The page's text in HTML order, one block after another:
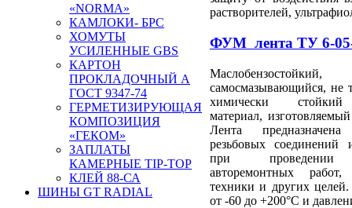
«NORMA»
КАМЛОКИ- БРС
ХОМУТЫ
УСИЛЕННЫЕ GBS
КАРТОН
ПРОКЛАДОЧНЫЙ А
ГОСТ 9347-74
ГЕРМЕТИЗИРУЮЩАЯ
КОМПОЗИЦИЯ
«ГЕКОМ»
ЗАПЛАТЫ
КАМЕРНЫЕ TIP-TOP
КЛЕЙ 88-СА
ШИНЫ GT RADIAL
растворителей,
ФУМ лента ТУ 6-
Маслобензостойкий,
самосмазывающийся, не
химически стойкий
материал,
Лента
резьбовых соединений
при проведении
авторемонтных
техники и других
от -60 до +200°С и